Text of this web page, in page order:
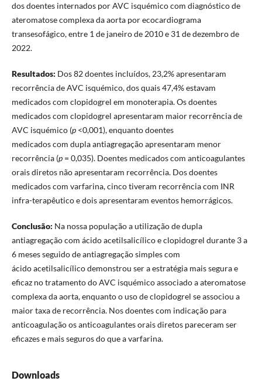
dos doentes internados por AVC isquémico com diagnóstico de
ateromatose complexa da aorta por ecocardiograma
transesofágico, entre 1 de janeiro de 2010 e 31 de dezembro de
2022.
Resultados: Dos 82 doentes incluídos, 23,2% apresentaram
recorrência de AVC isquémico, dos quais 47,4% estavam
medicados com clopidogrel em monoterapia. Os doentes
medicados com clopidogrel apresentaram maior recorrência de
AVC isquémico (p<0,001), enquanto doentes
medicados com dupla antiagregação apresentaram menor
recorrência (p= 0,035). Doentes medicados com anticoagulantes
orais diretos não apresentaram recorrência. Dos doentes
medicados com varfarina, cinco tiveram recorrência com INR
infra-terapêutico e dois apresentaram eventos hemorrágicos.
Conclusão: Na nossa população a utilização de dupla
antiagregação com ácido acetilsalicílico e clopidogrel durante 3 a
6 meses seguido de antiagregação simples com
ácido acetilsalicílico demonstrou ser a estratégia mais segura e
eficaz no tratamento do AVC isquémico associado a ateromatose
complexa da aorta, enquanto o uso de clopidogrel se associou a
maior taxa de recorrência. Nos doentes com indicação para
anticoagulação os anticoagulantes orais diretos pareceram ser
eficazes e mais seguros do que a varfarina.
Downloads